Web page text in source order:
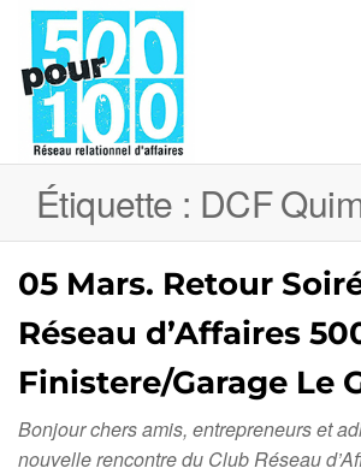
Étiquette : DCF
05 Mars. Retour
Réseau d’Affaires
Finistere/Garage Le
Bonjour chers amis, entrepreneurs et
nouvelle rencontre du Club Réseau